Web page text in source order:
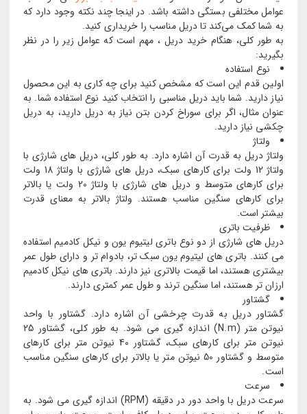
عوامل مختلفی بستگی داشته باشد. در اینجا چند نکته وجود دارد که
به شما کمک می‌کند تا دریل مناسب را خریداری کنید.
به طور کلی، هنگام خرید دریل ، مهم است که عوامل زیر را در نظر
بگیرید:
نوع استفاده
اولین قدم این است که مشخص کنید برای چه کاری به این محصول
نیاز دارید. شما باید دریل مناسبی را انتخاب کنید نوع استفاده شما. به
عنوان مثال، اگر برای سوراخ کردن بتن نیاز به دریل دارید، به دریل
چکشی نیاز دارید.
ولتاژ
ولتاژ دریل به قدرت آن اشاره دارد. به طور کلی، دریل های شارژی با
ولتاژ 12 ولت برای کارهای سبک، دریل های شارژی با ولتاژ 18 ولت
برای کارهای متوسط ​​و دریل های شارژی با ولتاژ 20 ولت یا بالاتر
برای کارهای سنگین مناسب هستند. ولتاژ بالاتر به معنای قدرت
بیشتر است.
ظرفیت باتری
دریل های شارژی از دو نوع باتری لیتیوم یون و نیکل کادمیم استفاده
می کنند. باتری های لیتیوم یون سبک تر، بادوام تر و دارای طول عمر
بیشتری هستند، اما قیمت بالاتری نیز دارند. باتری های نیکل کادمیم
ارزان تر هستند، اما سنگین ترند و طول عمر کمتری دارند.
گشتاور
گشتاور دریل به قدرت چرخشی آن اشاره دارد. گشتاور با واحد
نیوتن متر (N.m) اندازه گیری می شود. به طور کلی، گشتاور 25
نیوتن متر برای کارهای سبک، گشتاور 40 نیوتن متر برای کارهای
متوسط ​​و گشتاور 50 نیوتن متر یا بالاتر برای کارهای سنگین مناسب
است.
سرعت
سرعت دریل با واحد دور در دقیقه (RPM) اندازه گیری می شود. به